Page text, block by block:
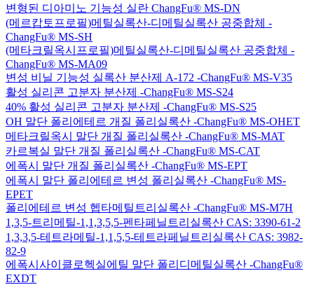
변형된 디아미노 기능성 실란 ChangFu® MS-DN
(메르캅토프로필)메틸실록산-디메틸실록산 공중합체 -
ChangFu® MS-SH
(메타크릴옥시프로필)메틸실록산-디메틸실록산 공중합체 -
ChangFu® MS-MA09
변성 비닐 기능성 실록산 분산제 A-172 -ChangFu® MS-V35
활성 실리콘 고분자 분산제 -ChangFu® MS-S24
40% 활성 실리콘 고분자 분산제 -ChangFu® MS-S25
OH 말단 폴리에테르 개질 폴리실록산 -ChangFu® MS-OHET
메타크릴옥시 말단 개질 폴리실록산 -ChangFu® MS-MAT
카르복실 말단 개질 폴리실록산 -ChangFu® MS-CAT
에폭시 말단 개질 폴리실록산 -ChangFu® MS-EPT
에폭시 말단 폴리에테르 변성 폴리실록산 -ChangFu® MS-
EPET
폴리에테르 변성 헵타메틸트리실록산 -ChangFu® MS-M7H
1,3,5-트리메틸-1,1,3,5,5-펜타페닐트리실록산 CAS: 3390-61-2
1,3,3,5-테트라메틸-1,1,5,5-테트라페닐트리실록산 CAS: 3982-
82-9
에폭시사이클로헥실에틸 말단 폴리디메틸실록산 -ChangFu®
EXDT